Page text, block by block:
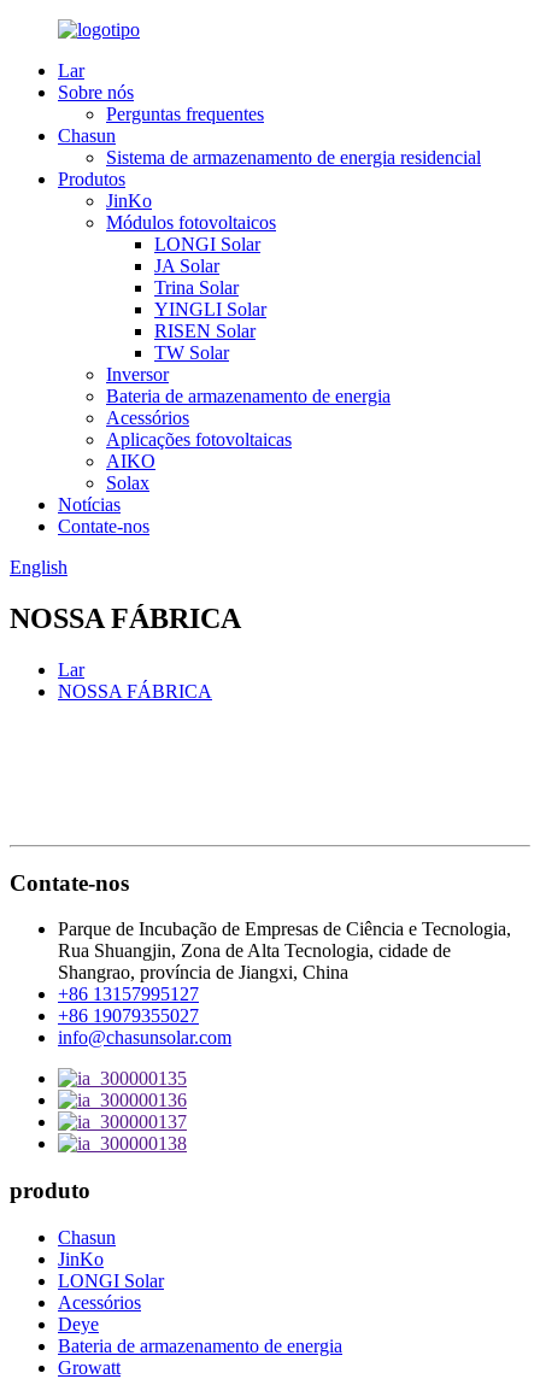
Lar
Sobre nós
Perguntas frequentes
Chasun
Sistema de armazenamento de energia residencial
Produtos
JinKo
Módulos fotovoltaicos
LONGI Solar
JA Solar
Trina Solar
YINGLI Solar
RISEN Solar
TW Solar
Inversor
Bateria de armazenamento de energia
Acessórios
Aplicações fotovoltaicas
AIKO
Solax
Notícias
Contate-nos
English
NOSSA FÁBRICA
Lar
NOSSA FÁBRICA
Contate-nos
Parque de Incubação de Empresas de Ciência e Tecnologia,
Rua Shuangjin, Zona de Alta Tecnologia, cidade de
Shangrao, província de Jiangxi, China
+86 13157995127
+86 19079355027
info@chasunsolar.com
produto
Chasun
JinKo
LONGI Solar
Acessórios
Deye
Bateria de armazenamento de energia
Growatt